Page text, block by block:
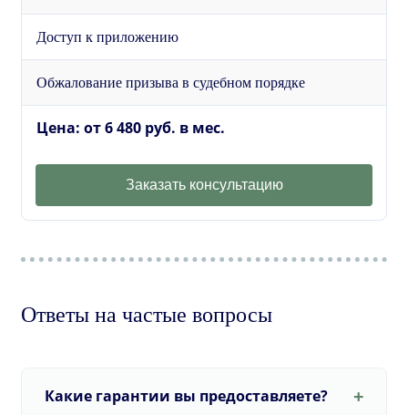
Доступ к приложению
Обжалование призыва в судебном порядке
Цена: от 6 480 руб. в мес.
Заказать консультацию
Ответы на частые вопросы
Какие гарантии вы предоставляете?